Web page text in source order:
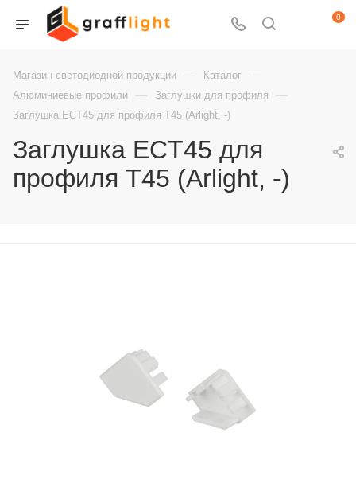
0
Магазин светодиодной продукции — Каталог —
Алюминиевые профили — Заглушки для профиля —
Заглушка ECT45 для профиля T45 (Arlight, -)
Заглушка ECT45 для
профиля T45 (Arlight, -)